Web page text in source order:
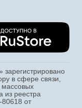
зарегистрировано
в сфере связи,
из реестра
от